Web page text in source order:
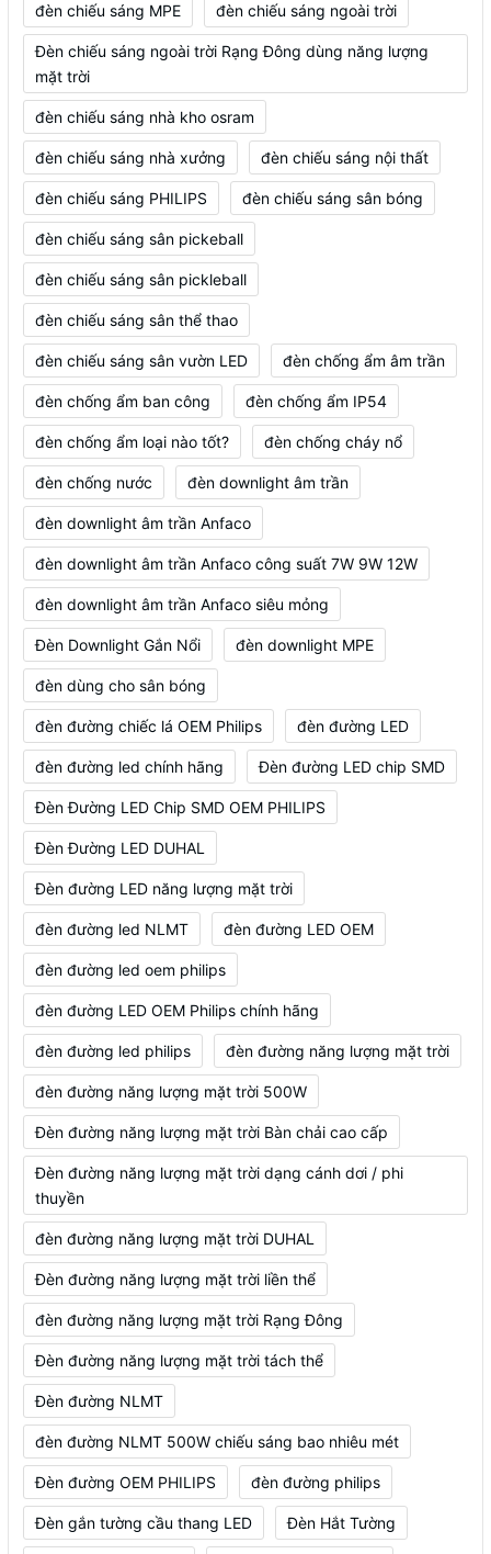
đèn chiếu sáng MPE đèn chiếu sáng ngoài trời
Đèn chiếu sáng ngoài trời Rạng Đông dùng năng lượng
mặt trời
đèn chiếu sáng nhà kho osram
đèn chiếu sáng nhà xưởng đèn chiếu sáng nội thất
đèn chiếu sáng PHILIPS đèn chiếu sáng sân bóng
đèn chiếu sáng sân pickeball
đèn chiếu sáng sân pickleball
đèn chiếu sáng sân thể thao
đèn chiếu sáng sân vườn LED đèn chống ẩm âm trần
đèn chống ẩm ban công đèn chống ẩm IP54
đèn chống ẩm loại nào tốt? đèn chống cháy nổ
đèn chống nước đèn downlight âm trần
đèn downlight âm trần Anfaco
đèn downlight âm trần Anfaco công suất 7W 9W 12W
đèn downlight âm trần Anfaco siêu mỏng
Đèn Downlight Gắn Nổi đèn downlight MPE
đèn dùng cho sân bóng
đèn đường chiếc lá OEM Philips đèn đường LED
đèn đường led chính hãng Đèn đường LED chip SMD
Đèn Đường LED Chip SMD OEM PHILIPS
Đèn Đường LED DUHAL
Đèn đường LED năng lượng mặt trời
đèn đường led NLMT đèn đường LED OEM
đèn đường led oem philips
đèn đường LED OEM Philips chính hãng
đèn đường led philips đèn đường năng lượng mặt trời
đèn đường năng lượng mặt trời 500W
Đèn đường năng lượng mặt trời Bàn chải cao cấp
Đèn đường năng lượng mặt trời dạng cánh dơi / phi
thuyền
đèn đường năng lượng mặt trời DUHAL
Đèn đường năng lượng mặt trời liền thể
đèn đường năng lượng mặt trời Rạng Đông
Đèn đường năng lượng mặt trời tách thể
Đèn đường NLMT
đèn đường NLMT 500W chiếu sáng bao nhiêu mét
Đèn đường OEM PHILIPS đèn đường philips
Đèn gắn tường cầu thang LED Đèn Hắt Tường